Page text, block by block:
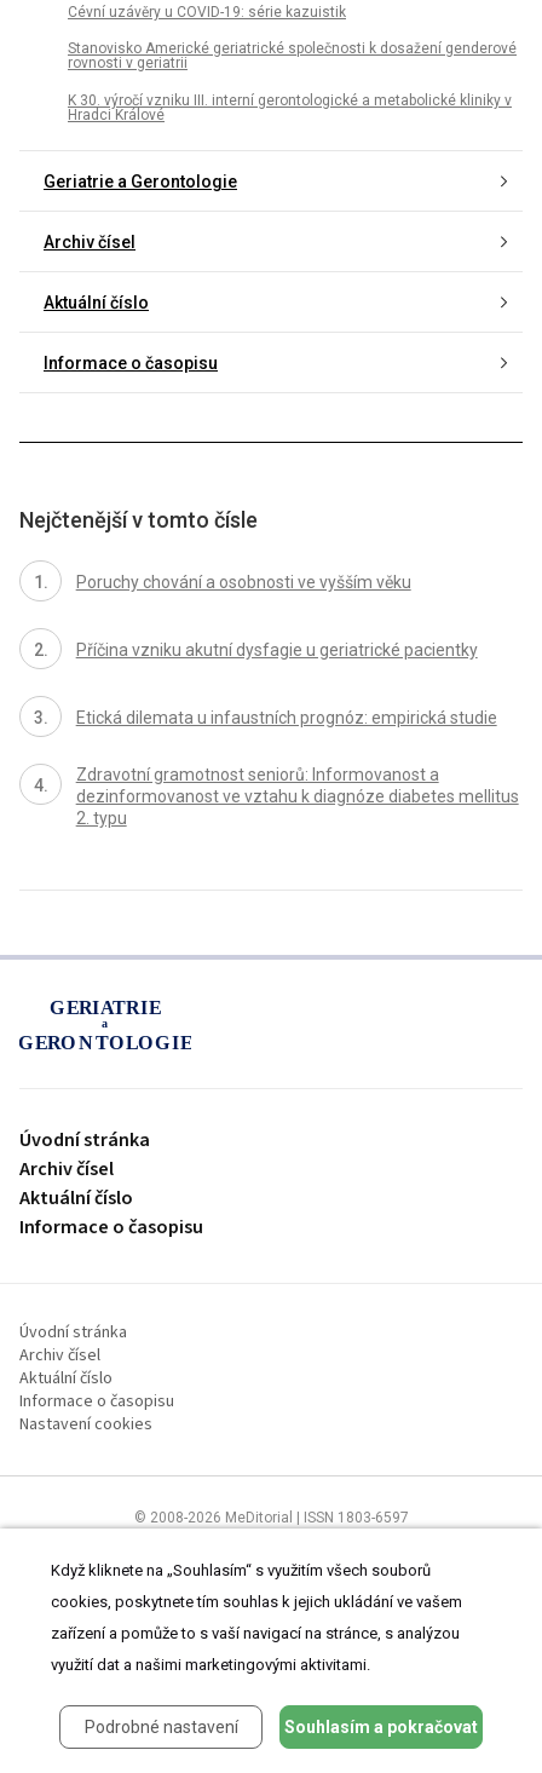
Cévní uzávěry u COVID-19: série kazuistik
Stanovisko Americké geriatrické společnosti k dosažení genderové
rovnosti v geriatrii
K 30. výročí vzniku III. interní gerontologické a metabolické kliniky v
Hradci Králové
Geriatrie a Gerontologie
Archiv čísel
Aktuální číslo
Informace o časopisu
Nejčtenější v tomto čísle
Poruchy chování a osobnosti ve vyšším věku
Příčina vzniku akutní dysfagie u geriatrické pacientky
Etická dilemata u infaustních prognóz: empirická studie
Zdravotní gramotnost seniorů: Informovanost a
dezinformovanost ve vztahu k diagnóze diabetes mellitus
2. typu
Úvodní stránka
Archiv čísel
Aktuální číslo
Informace o časopisu
Úvodní stránka
Archiv čísel
Aktuální číslo
Informace o časopisu
Nastavení cookies
© 2008-2026 MeDitorial | ISSN 1803-6597
zdravotnictví.Čtěte prohlášeníaZásady zpracování osobních údajů
Když kliknete na „Souhlasím“ s využitím všech souborů
cookies, poskytnete tím souhlas k jejich ukládání ve vašem
zařízení a pomůže to s vaší navigací na stránce, s analýzou
využití dat a našimi marketingovými aktivitami.
Podrobné nastavení Souhlasím a pokračovat